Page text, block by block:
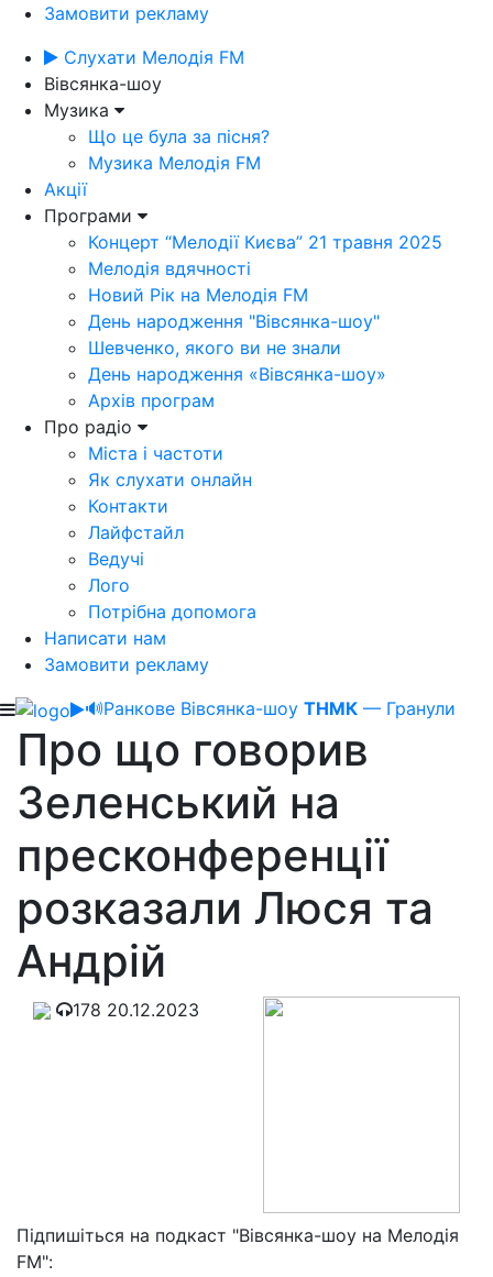
Замовити рекламу
Слухати Мелодія FM
Вівсянка-шоу
Музика
Що це була за пісня?
Музика Мелодія FM
Акції
Програми
Концерт “Мелодії Києва” 21 травня 2025
Мелодія вдячності
Новий Рік на Мелодія FM
День народження "Вівсянка-шоу"
Шевченко, якого ви не знали
День народження «Вівсянка-шоу»
Архів програм
Про радіо
Міста і частоти
Як слухати онлайн
Контакти
Лайфстайл
Ведучі
Лого
Потрібна допомога
Написати нам
Замовити рекламу
🔊Ранкове Вівсянка-шоу ТНМК — Гранули
Про що говорив
Зеленський на
пресконференції
розказали Люся та
Андрій
178 20.12.2023
Підпишіться на подкаст "Вівсянка-шоу на Мелодія
FM":